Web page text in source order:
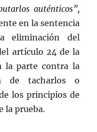
auténticos”,
en la sentencia
eliminación del
artículo 24 de la
la parte contra la
de tacharlos o
los principios de
la prueba.